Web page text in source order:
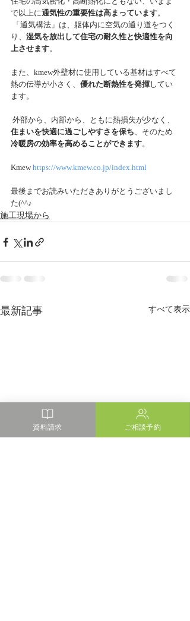
で以上に通気性の重要性は高まっています。
り、 湿気を放出して住宅の耐久性と快適性を向
上させます。
また、kmew外壁材に使用している基材はすべて
熱の伝導が小さく、 優れた断熱性を発揮してい
ます。
外部から、内部から、ともに熱損失が少なく、
住まいを快適に過ごしやすさを保ち、そのため
冷暖房の効率を高めることができます。
Kmew https://www.kmew.co.jp/index.html
最後までお読みいただきありがとうございまし
た(^^♪
施工現場から
最新記事 すべて表示
資料請求 ご相談予約